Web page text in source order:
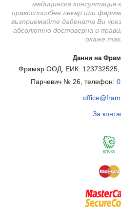
медицинска консултация
правоспособен лекар или
възприемайте дадената Ви
абсолютно достоверна и
окаже
Данни на
Фрамар ООД, ЕИК: 123732525,
Парчевич № 26, телефон:
За